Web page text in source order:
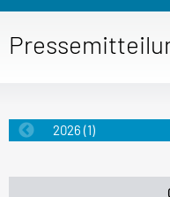
2026 (1)